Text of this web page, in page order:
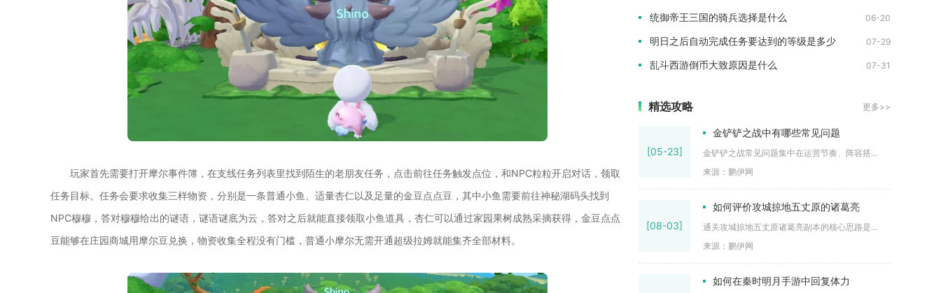
玩家首先需要打开摩尔事件簿，在支线任务列表里找到陌生的老朋友任务，点击前往任务触发点位，和NPC粒粒开启对话，领取
任务目标。任务会要求收集三样物资，分别是一条普通小鱼、适量杏仁以及足量的金豆点点豆，其中小鱼需要前往神秘湖码头找到
NPC穆穆，答对穆穆给出的谜语，谜语谜底为云，答对之后就能直接领取小鱼道具，杏仁可以通过家园果树成熟采摘获得，金豆点点
豆能够在庄园商城用摩尔豆兑换，物资收集全程没有门槛，普通小摩尔无需开通超级拉姆就能集齐全部材料。
统御帝王三国的骑兵选择是什么 06-20
明日之后自动完成任务要达到的等级是多少 07-29
乱斗西游倒币大致原因是什么 07-31
精选攻略 更多>>
[05-23]
金铲铲之战中有哪些常见问题
金铲铲之战常见问题集中在运营节奏、阵容搭...
来源：鹏伊网
[08-03]
如何评价攻城掠地五丈原的诸葛亮
通关攻城掠地五丈原诸葛亮副本的核心思路是...
来源：鹏伊网
如何在秦时明月手游中回复体力